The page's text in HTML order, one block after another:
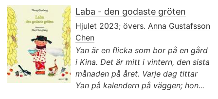
Laba - den godaste gröten
Hjulet 2023; övers. Anna Gustafsson
Chen
Yan är en flicka som bor på en gård
i Kina. Det är mitt i vintern, den sista
månaden på året. Varje dag tittar
Yan på kalendern på väggen; hon...